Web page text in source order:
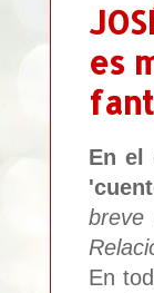
es
En el
breve
En